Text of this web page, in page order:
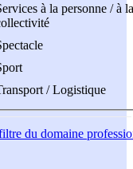
à la personne / à la
/ Logistique
du domaine